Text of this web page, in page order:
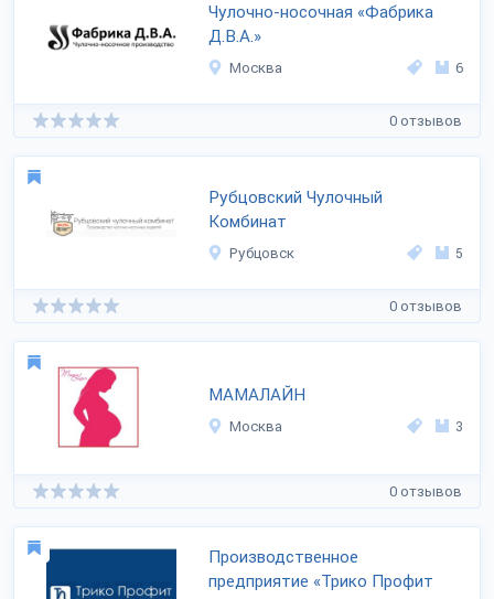
Чулочно-носочная «Фабрика
Д.В.А.»
Москва 6
0 отзывов
Рубцовский Чулочный
Комбинат
Рубцовск 5
0 отзывов
МАМАЛАЙН
Москва 3
0 отзывов
Производственное
предприятие «Трико Профит